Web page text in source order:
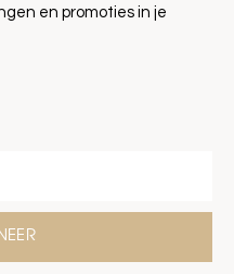
en promoties in je